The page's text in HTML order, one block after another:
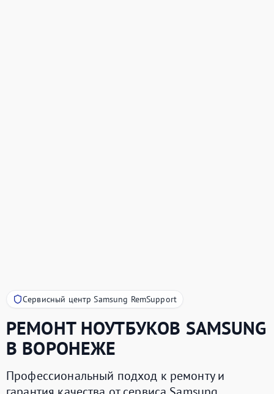
Сервисный центр Samsung RemSupport
РЕМОНТ НОУТБУКОВ SAMSUNG
В ВОРОНЕЖЕ
Профессиональный подход к ремонту и